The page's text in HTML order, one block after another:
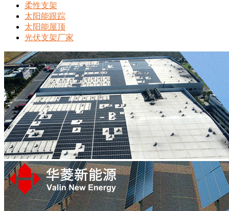
柔性支架
太阳能跟踪
太阳能屋顶
光伏支架厂家